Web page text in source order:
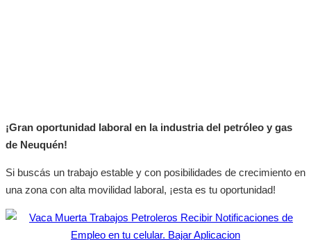
¡Gran oportunidad laboral en la industria del petróleo y gas
de Neuquén!
Si buscás un trabajo estable y con posibilidades de crecimiento en
una zona con alta movilidad laboral, ¡esta es tu oportunidad!